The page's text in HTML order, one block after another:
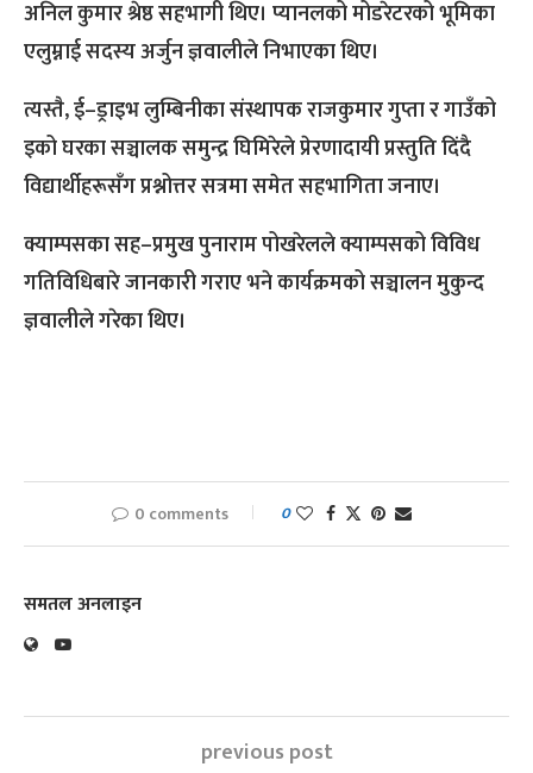
अनिल कुमार श्रेष्ठ सहभागी थिए। प्यानलको मोडरेटरको भूमिका
एलुम्नाई सदस्य अर्जुन ज्ञवालीले निभाएका थिए।
त्यस्तै, ई–ड्राइभ लुम्बिनीका संस्थापक राजकुमार गुप्ता र गाउँको
इको घरका सञ्चालक समुन्द्र घिमिरेले प्रेरणादायी प्रस्तुति दिंदै
विद्यार्थीहरूसँग प्रश्नोत्तर सत्रमा समेत सहभागिता जनाए।
क्याम्पसका सह–प्रमुख पुनाराम पोखरेलले क्याम्पसको विविध
गतिविधिबारे जानकारी गराए भने कार्यक्रमको सञ्चालन मुकुन्द
ज्ञवालीले गरेका थिए।
0 comments 0
समतल अनलाइन
previous post